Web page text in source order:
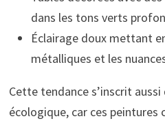
dans les tons verts
Éclairage doux mettant
métalliques et les
Cette tendance s’inscrit
écologique, car ces